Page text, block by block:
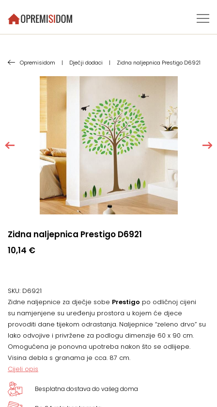
Opremisidom | Dječji dodaci | Zidna naljepnica Prestigo D6921
Zidna naljepnica Prestigo D6921
10,14 €
SKU: D6921
Zidne naljepnice za dječje sobe Prestigo po odličnoj cijeni
su namjenjene su uređenju prostora u kojem će djece
provoditi dane tijekom odrastanja. Naljepnice “zeleno drvo” su
lako odvojive i privržene za podlogu dimenzije 60 x 90 cm.
Omogućena je ponovna upotreba nakon što se odlijepe.
Visina debla s granama je cca. 87 cm.
Cijeli opis
Besplatna dostava do vašeg doma